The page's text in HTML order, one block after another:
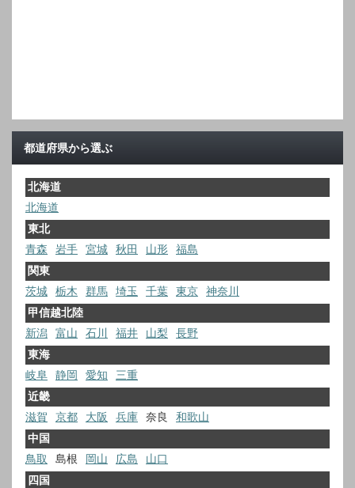
都道府県から選ぶ
北海道
北海道
東北
青森
岩手 宮城 秋田 山形
福島
関東
茨城
栃木 群馬 埼玉 千葉 東京
神奈川
甲信越北陸
新潟
富山 石川 福井 山梨
長野
東海
岐阜
静岡 愛知
三重
近畿
滋賀
京都 大阪 兵庫 奈良
和歌山
中国
鳥取
島根 岡山 広島
山口
四国